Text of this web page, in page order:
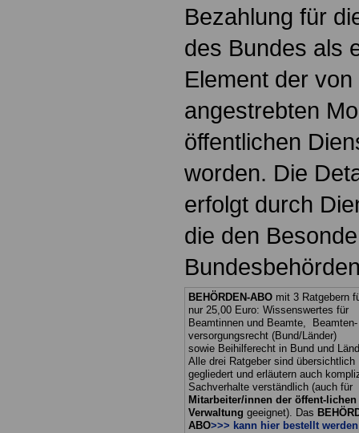
Bezahlung für
des Bundes als
Element der
angestrebten
öffentlichen
worden. Die
erfolgt durch
die den
BEHÖRDEN-ABO mit 3 Ratgebern
nur 25,00 Euro: Wissenswertes für
Beamtinnen und Beamte, Beamten-
versorgungsrecht (Bund/Länder)
sowie Beihilferecht in Bund und
Alle drei Ratgeber sind übersichtlich
gegliedert und erläutern auch
Sachverhalte verständlich (auch für
Mitarbeiter/innen der öffent-lichen
Verwaltung geeignet). Das
ABO>>> kann hier bestellt werden